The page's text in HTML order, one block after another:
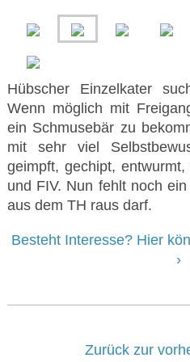
Hübscher Einzelkater
Wenn möglich mit
ein Schmusebär zu
mit sehr viel
geimpft, gechipt,
und FIV. Nun fehlt noch
aus dem TH raus darf.
Besteht Interesse? Hier
Zurück zur